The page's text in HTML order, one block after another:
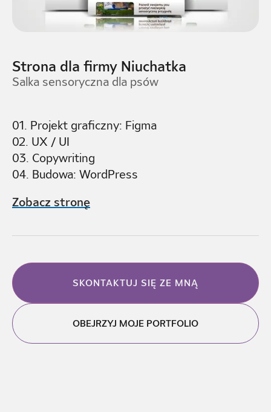
Strona dla firmy Niuchatka
Salka sensoryczna dla psów
01. Projekt graficzny: Figma
02. UX / UI
03. Copywriting
04. Budowa: WordPress
Zobacz stronę
SKONTAKTUJ SIĘ ZE MNĄ
OBEJRZYJ MOJE PORTFOLIO